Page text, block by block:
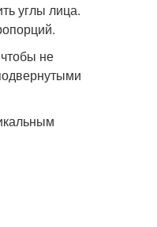
углы лица.
не